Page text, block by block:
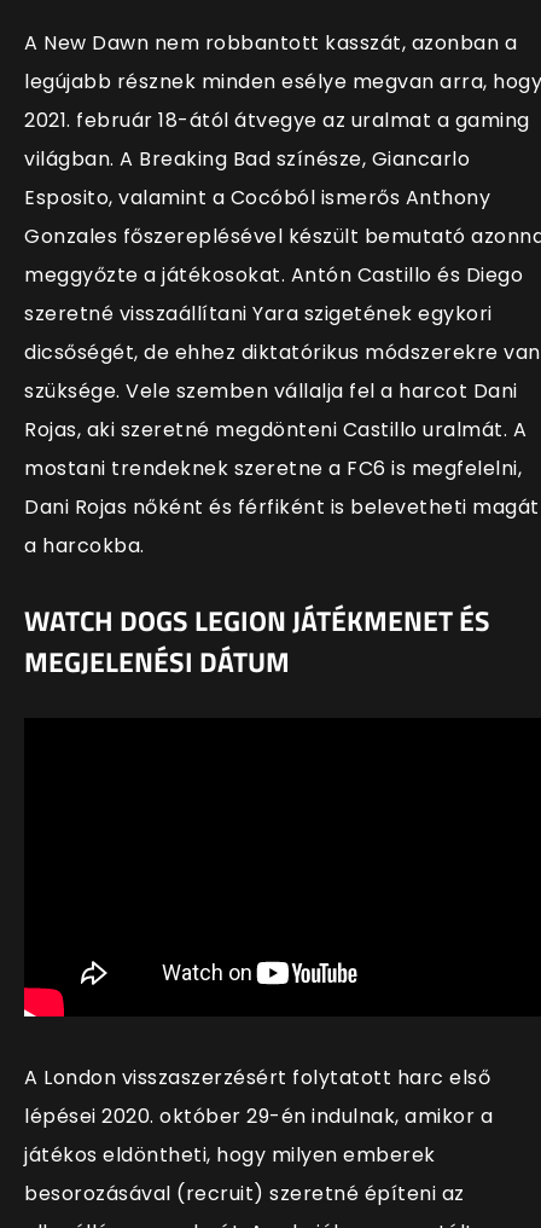
A New Dawn nem robbantott kasszát, azonban a
legújabb résznek minden esélye megvan arra, hogy
2021. február 18-ától átvegye az uralmat a gaming
világban. A Breaking Bad színésze, Giancarlo
Esposito, valamint a Cocóból ismerős Anthony
Gonzales főszereplésével készült bemutató
meggyőzte a játékosokat. Antón Castillo és Diego
szeretné visszaállítani Yara szigetének egykori
dicsőségét, de ehhez diktatórikus módszerekre van
szüksége. Vele szemben vállalja fel a harcot Dani
Rojas, aki szeretné megdönteni Castillo uralmát. A
mostani trendeknek szeretne a FC6 is megfelelni,
Dani Rojas nőként és férfiként is belevetheti magát
a harcokba.
WATCH DOGS LEGION JÁTÉKMENET ÉS
MEGJELENÉSI DÁTUM
A London visszaszerzésért folytatott harc első
lépései 2020. október 29-én indulnak, amikor a
játékos eldöntheti, hogy milyen emberek
besorozásával (recruit) szeretné építeni az